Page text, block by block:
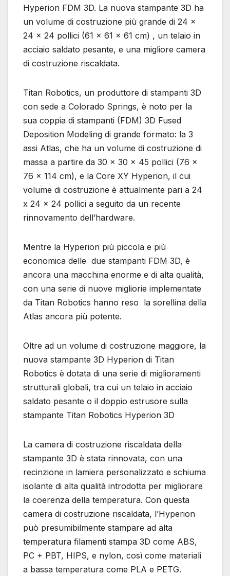
Hyperion FDM 3D. La nuova stampante 3D ha
un volume di costruzione più grande di 24 x
24 x 24 pollici (61 x 61 x 61 cm) , un telaio in
acciaio saldato pesante, e una migliore camera
di costruzione riscaldata.
Titan Robotics, un produttore di stampanti 3D
con sede a Colorado Springs, è noto per la
sua coppia di stampanti (FDM) 3D Fused
Deposition Modeling di grande formato: la 3
assi Atlas, che ha un volume di costruzione di
massa a partire da 30 x 30 x 45 pollici (76 x
76 x 114 cm), e la Core XY Hyperion, il cui
volume di costruzione è attualmente pari a 24
x 24 x 24 pollici a seguito da un recente
rinnovamento dell’hardware.
Mentre la Hyperion più piccola e più
economica delle due stampanti FDM 3D, è
ancora una macchina enorme e di alta qualità,
con una serie di nuove migliorie implementate
da Titan Robotics hanno reso la sorellina della
Atlas ancora più potente.
Oltre ad un volume di costruzione maggiore, la
nuova stampante 3D Hyperion di Titan
Robotics è dotata di una serie di miglioramenti
strutturali globali, tra cui un telaio in acciaio
saldato pesante o il doppio estrusore sulla
stampante Titan Robotics Hyperion 3D
La camera di costruzione riscaldata della
stampante 3D è stata rinnovata, con una
recinzione in lamiera personalizzato e schiuma
isolante di alta qualità introdotta per migliorare
la coerenza della temperatura. Con questa
camera di costruzione riscaldata, l’Hyperion
può presumibilmente stampare ad alta
temperatura filamenti stampa 3D come ABS,
PC + PBT, HIPS, e nylon, così come materiali
a bassa temperatura come PLA e PETG.